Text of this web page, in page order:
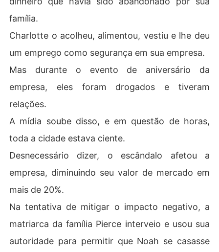
família.
Charlotte o acolheu, alimentou, vestiu e lhe deu
um emprego como segurança em sua empresa.
Mas durante o evento de aniversário da
empresa, eles foram drogados e tiveram
relações.
A mídia soube disso, e em questão de horas,
toda a cidade estava ciente.
Desnecessário dizer, o escândalo afetou a
empresa, diminuindo seu valor de mercado em
mais de 20%.
Na tentativa de mitigar o impacto negativo, a
matriarca da família Pierce interveio e usou sua
autoridade para permitir que Noah se casasse